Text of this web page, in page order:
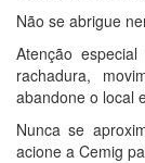
Não se abrigue
Atenção
rachadura,
abandone o local
Nunca se
acione a Cemig